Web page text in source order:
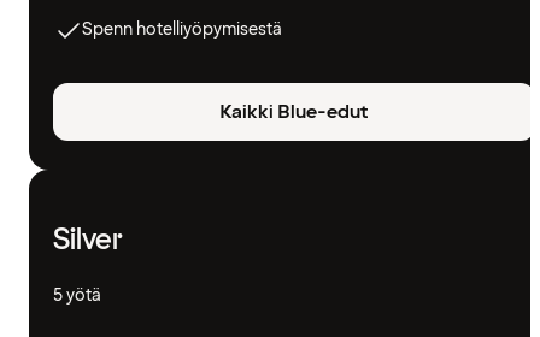
Spenn hotelliyöpymisestä
Kaikki Blue-edut
Silver
5 yötä